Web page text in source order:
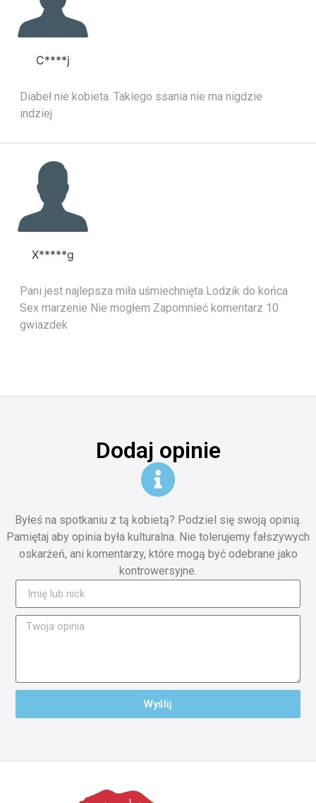
C****j
Diabeł nie kobieta. Takiego ssania nie ma nigdzie
indziej
X*****g
Pani jest najlepsza miła uśmiechnięta Lodzik do końca
Sex marzenie Nie mogłem Zapomnieć komentarz 10
gwiazdek
Dodaj opinie
Byłeś na spotkaniu z tą kobietą? Podziel się swoją opinią.
Pamiętaj aby opinia była kulturalna. Nie tolerujemy fałszywych
oskarżeń, ani komentarzy, które mogą być odebrane jako
kontrowersyjne.
Wyślij